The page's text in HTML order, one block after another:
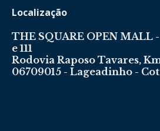
Localização
THE SQUARE OPEN MALL -
e 111
Rodovia Raposo Tavares,
06709015 - Lageadinho -